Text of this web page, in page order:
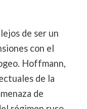
de ser un
con el
Hoffmann,
de la
de